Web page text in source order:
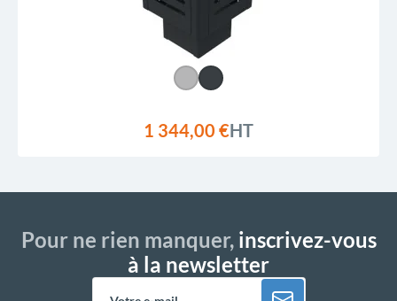
1 344,00 €HT
Pour ne rien manquer,inscrivez-vous
à la newsletter